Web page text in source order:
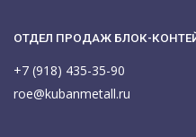
ОТДЕЛ ПРОДАЖ БЛОК-
+7 (918) 435-35-90
roe@kubanmetall.ru